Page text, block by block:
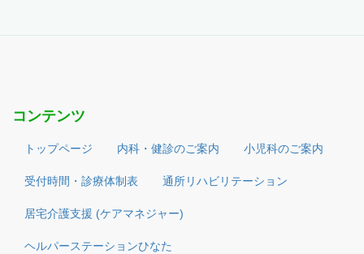
コンテンツ
トップページ 内科・健診のご案内 小児科のご案内
受付時間・診療体制表 通所リハビリテーション
居宅介護支援 (ケアマネジャー)
ヘルパーステーションひなた